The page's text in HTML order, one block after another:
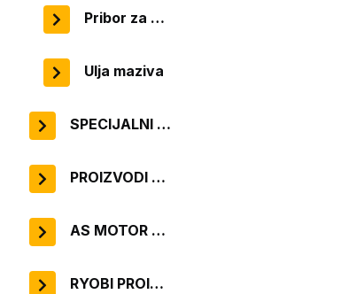
Pribor za uređaje
Ulja maziva
SPECIJALNI UREĐAJI
PROIZVODI ZA OBOŽAVATELJE
AS MOTOR PROIZVODI
RYOBI PROIZVODI